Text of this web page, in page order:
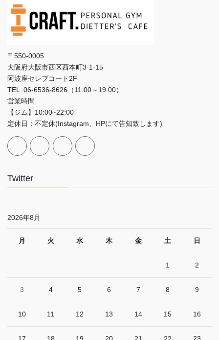
〒550-0005
大阪府大阪市西区西本町3‐1‐15
阿波座セレブコート2F
TEL :06-6536-8626（11:00～19:00）
営業時間
【ジム】10:00~22:00
定休日：不定休(Instagram、HPにて告知致します)
Twitter
2026年8月
月 火 水 木 金 土 日
1 2
3 4 5 6 7 8 9
10 11 12 13 14 15 16